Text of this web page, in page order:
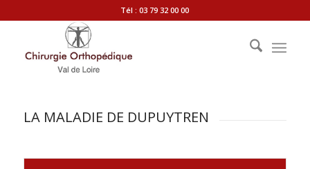
Tél : 03 79 32 00 00
LA MALADIE DE DUPUYTREN